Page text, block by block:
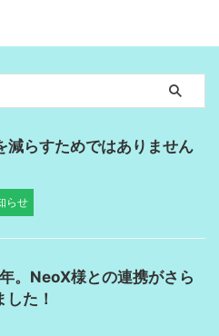
減らすためではありません
らせ
。NeoX様との連携がさら
た！